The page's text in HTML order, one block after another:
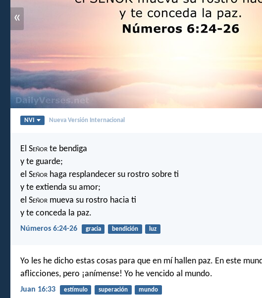
«
NVI Nueva Versión Internacional
El Señor te bendiga
y te guarde;
el Señor haga resplandecer su rostro sobre ti
y te extienda su amor;
el Señor mueva su rostro hacia ti
y te conceda la paz.
Números 6:24-26 gracia bendición luz
Yo les he dicho estas cosas para que en mí hallen paz. En este
aflicciones, pero ¡anímense! Yo he vencido al mundo.
Juan 16:33 estímulo superación mundo